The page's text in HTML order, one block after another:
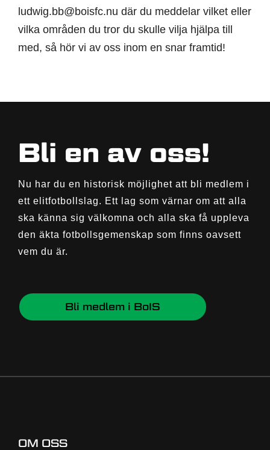
ludwig.bb@boisfc.nu där du meddelar vilket eller
vilka områden du tror du skulle vilja hjälpa till
med, så hör vi av oss inom en snar framtid!
Bli en av oss!
Nu har du en historisk möjlighet att bli medlem i
ett elitfotbollslag. Ett lag som värnar om att alla
ska känna sig välkomna och alla ska få uppleva
den äkta fotbollsgemenskap som finns oavsett
vem du är.
Bli medlem i BoIS
OM OSS